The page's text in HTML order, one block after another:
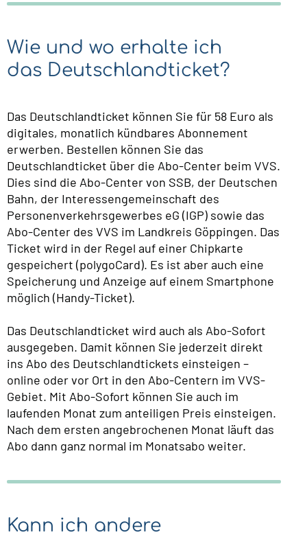
Wie und wo erhalte ich
das Deutschlandticket?
Das Deutschlandticket können Sie für 58 Euro als
digitales, monatlich kündbares Abonnement
erwerben. Bestellen können Sie das
Deutschlandticket über die Abo-Center beim VVS.
Dies sind die Abo-Center von SSB, der Deutschen
Bahn, der Interessengemeinschaft des
Personenverkehrsgewerbes eG (IGP) sowie das
Abo-Center des VVS im Landkreis Göppingen. Das
Ticket wird in der Regel auf einer Chipkarte
gespeichert (polygoCard). Es ist aber auch eine
Speicherung und Anzeige auf einem Smartphone
möglich (Handy-Ticket).
Das Deutschlandticket wird auch als Abo-Sofort
ausgegeben. Damit können Sie jederzeit direkt
ins Abo des Deutschlandtickets einsteigen –
online oder vor Ort in den Abo-Centern im VVS-
Gebiet. Mit Abo-Sofort können Sie auch im
laufenden Monat zum anteiligen Preis einsteigen.
Nach dem ersten angebrochenen Monat läuft das
Abo dann ganz normal im Monatsabo weiter.
Kann ich andere